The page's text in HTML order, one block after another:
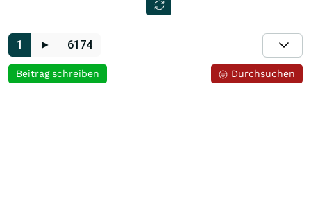
1 ► 6174
Durchsuchen
Beitrag schreiben